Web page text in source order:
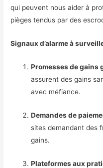
qui peuvent nous aider à
pièges tendus par des
Signaux d’alarme à
Promesses de gains
assurent des gains
avec méfiance.
Demandes de
sites demandant des
gains.
Plateformes aux